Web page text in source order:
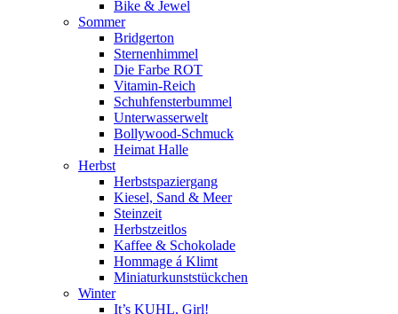
Bike & Jewel
Sommer
Bridgerton
Sternenhimmel
Die Farbe ROT
Vitamin-Reich
Schuhfensterbummel
Unterwasserwelt
Bollywood-Schmuck
Heimat Halle
Herbst
Herbstspaziergang
Kiesel, Sand & Meer
Steinzeit
Herbstzeitlos
Kaffee & Schokolade
Hommage á Klimt
Miniaturkunststückchen
Winter
It’s KUHL, Girl!